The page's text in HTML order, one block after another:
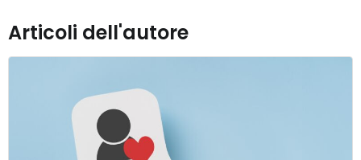
Articoli dell'autore